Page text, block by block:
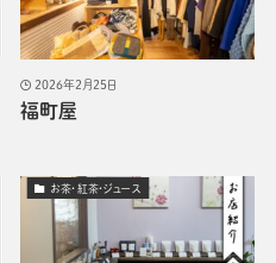
福町屋
2026年2月25日
お茶・紅茶・ジュース